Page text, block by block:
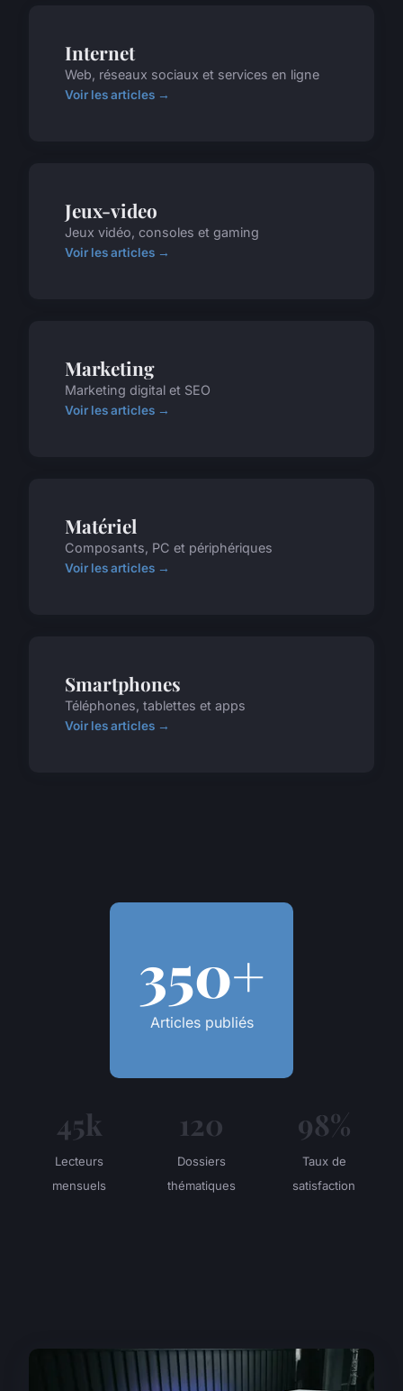
Internet
Web, réseaux sociaux et services en ligne
Voir les articles →
Jeux-video
Jeux vidéo, consoles et gaming
Voir les articles →
Marketing
Marketing digital et SEO
Voir les articles →
Matériel
Composants, PC et périphériques
Voir les articles →
Smartphones
Téléphones, tablettes et apps
Voir les articles →
350+
Articles publiés
45k
Lecteurs
mensuels
120
Dossiers
thématiques
98%
Taux de
satisfaction